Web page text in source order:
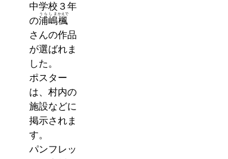
中学校３年
の浦嶋
うらしま
楓
かえで
さんの作品
が選ばれま
した。
ポスター
は、村内の
施設などに
掲示されま
す。
パンフレッ